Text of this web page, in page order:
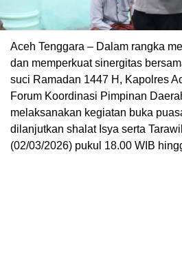
Aceh Tenggara – Dalam rangka
dan memperkuat sinergitas
suci Ramadan 1447 H, Kapolres
Forum Koordinasi Pimpinan
melaksanakan kegiatan buka
dilanjutkan shalat Isya serta
(02/03/2026) pukul 18.00 WIB